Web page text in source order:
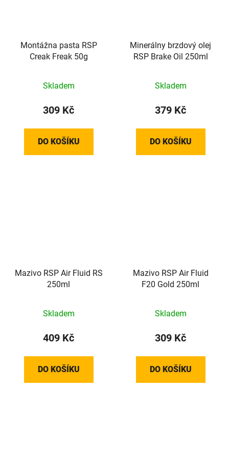
Montážna pasta RSP
Creak Freak 50g
Skladem
309 Kč
DO KOŠÍKU
Minerálny brzdový olej
RSP Brake Oil 250ml
Skladem
379 Kč
DO KOŠÍKU
Mazivo RSP Air Fluid RS
250ml
Skladem
409 Kč
DO KOŠÍKU
Mazivo RSP Air Fluid
F20 Gold 250ml
Skladem
309 Kč
DO KOŠÍKU